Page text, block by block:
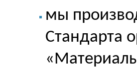
мы
Стандарта